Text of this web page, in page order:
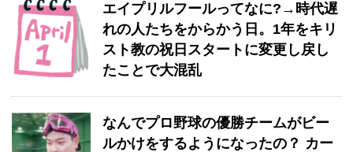
エイプリルフールってなに?→時代遅
れの人たちをからかう日。1年をキリ
スト教の祝日スタートに変更し戻し
たことで大混乱
なんでプロ野球の優勝チームがビー
ルかけをするようになったの？ カー